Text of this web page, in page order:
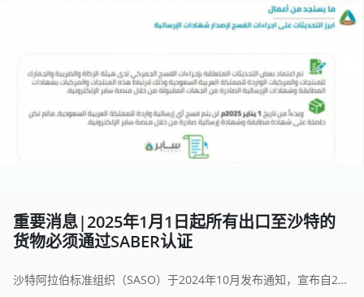
重要消息|2025年1月1日起所有出口至沙特的
货物必须通过SABER认证
沙特阿拉伯标准组织（SASO）于2024年10月发布通知，宣布自2025年1月1日起，所有出口至沙特的货物必须通过SABER系统提交相关文件，以获得符合性证书（PCOC和SCOC）。这意味着，未在SABER系统中获得相应证书的产品将无法顺利清关进口。